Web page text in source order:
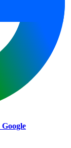
Google